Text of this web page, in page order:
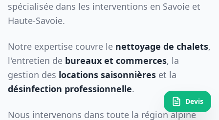
spécialisée dans les interventions en Savoie et
Haute-Savoie.
Notre expertise couvre le nettoyage de chalets,
l'entretien de bureaux et commerces, la
gestion des locations saisonnières et la
désinfection professionnelle.
Nous intervenons dans toute la région alpine
Devis